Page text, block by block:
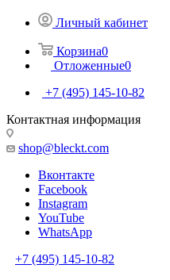
Личный кабинет
Корзина0
Отложенные0
+7 (495) 145-10-82
Контактная информация
shop@bleckt.com
Вконтакте
Facebook
Instagram
YouTube
WhatsApp
+7 (495) 145-10-82